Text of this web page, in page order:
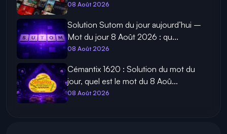
08 Août 2026
Solution Sutom du jour aujourd’hui –
Mot du jour 8 Août 2026 : qu...
08 Août 2026
Cémantix 1620 : Solution du mot du
jour, quel est le mot du 8 Aoû...
08 Août 2026